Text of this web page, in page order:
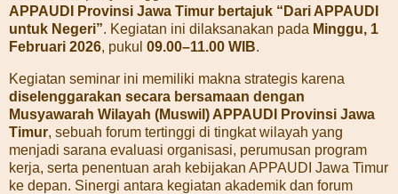
APPAUDI Provinsi Jawa Timur bertajuk “Dari APPAUDI
untuk Negeri”. Kegiatan ini dilaksanakan pada Minggu, 1
Februari 2026, pukul 09.00–11.00 WIB.
Kegiatan seminar ini memiliki makna strategis karena
diselenggarakan secara bersamaan dengan
Musyawarah Wilayah (Muswil) APPAUDI Provinsi Jawa
Timur, sebuah forum tertinggi di tingkat wilayah yang
menjadi sarana evaluasi organisasi, perumusan program
kerja, serta penentuan arah kebijakan APPAUDI Jawa Timur
ke depan. Sinergi antara kegiatan akademik dan forum